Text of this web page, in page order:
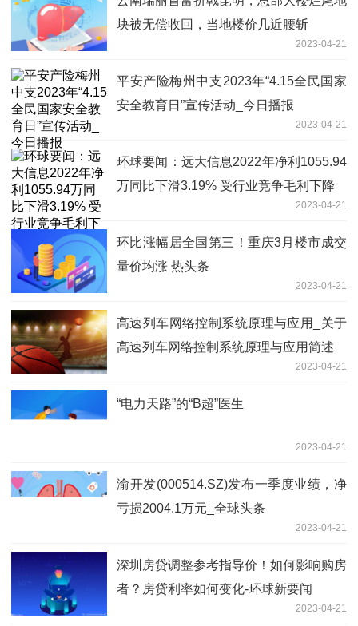
块被无偿收回，当地楼价几近腰斩
2023-04-21
平安产险梅州中支2023年“4.15全民国家
安全教育日”宣传活动_今日播报
2023-04-21
环球要闻：远大信息2022年净利1055.94
万同比下滑3.19% 受行业竞争毛利下降
2023-04-21
环比涨幅居全国第三！重庆3月楼市成交
量价均涨 热头条
2023-04-21
高速列车网络控制系统原理与应用_关于
高速列车网络控制系统原理与应用简述
2023-04-21
“电力天路”的“B超”医生
2023-04-21
渝开发(000514.SZ)发布一季度业绩，净
亏损2004.1万元_全球头条
2023-04-21
深圳房贷调整参考指导价！如何影响购房
者？房贷利率如何变化-环球新要闻
2023-04-21